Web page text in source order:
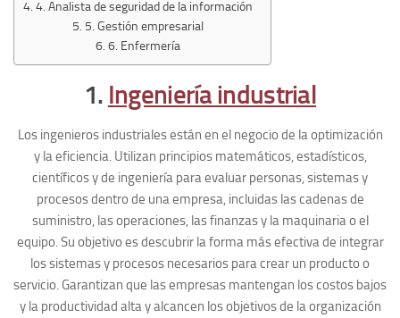
4. Analista de seguridad de la información
5. Gestión empresarial
6. Enfermería
1. Ingeniería industrial
Los ingenieros industriales están en el negocio de la optimización
y la eficiencia. Utilizan principios matemáticos, estadísticos,
científicos y de ingeniería para evaluar personas, sistemas y
procesos dentro de una empresa, incluidas las cadenas de
suministro, las operaciones, las finanzas y la maquinaria o el
equipo. Su objetivo es descubrir la forma más efectiva de integrar
los sistemas y procesos necesarios para crear un producto o
servicio. Garantizan que las empresas mantengan los costos bajos
y la productividad alta y alcancen los objetivos de la organización